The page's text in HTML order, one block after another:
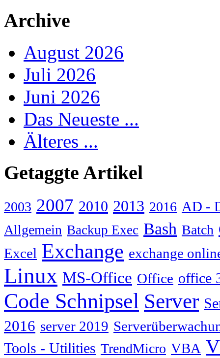
Archive
August 2026
Juli 2026
Juni 2026
Das Neueste ...
Älteres ...
Getaggte Artikel
2003 2007 2010 2013 2016 AD -
Allgemein Backup Exec Bash Batch
Excel Exchange exchange
Linux MS-Office Office office
Code Schnipsel Server
2016 server 2019
Tools - Utilities TrendMicro VBA